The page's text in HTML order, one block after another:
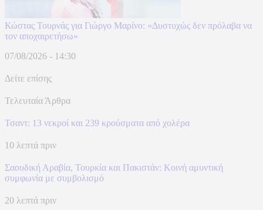
Κώστας Τουρνάς για Γιώργο Μαρίνο: «Δυστυχώς δεν πρόλαβα να
τον αποχαιρετήσω»
07/08/2026 - 14:30
Δείτε επίσης
Τελευταία Άρθρα
Τσαντ: 13 νεκροί και 239 κρούσματα από χολέρα
10 λεπτά πριν
Σαουδική Αραβία, Τουρκία και Πακιστάν: Kοινή αμυντική
συμφωνία με συμβολισμό
20 λεπτά πριν